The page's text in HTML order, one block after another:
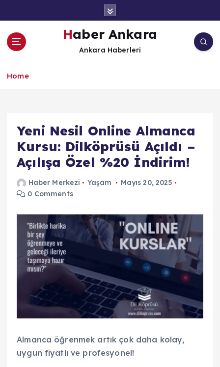
Haber Ankara
Ankara Haberleri
Home
Yeni Nesil Online Almanca
Kursu: Dilköprüsü Açıldı –
Açılışa Özel %20 İndirim!
Haber Merkezi Yaşam
Mayıs 20, 2025
0 Comments
Almanca öğrenmek artık çok daha kolay,
uygun fiyatlı ve profesyonel!